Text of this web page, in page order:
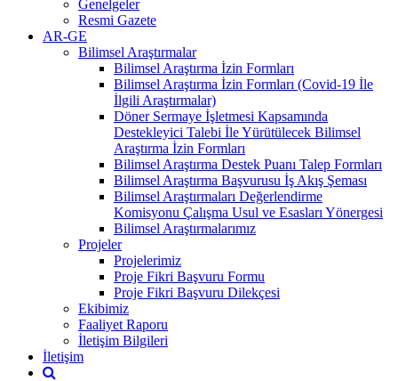
Genelgeler
Resmi Gazete
AR-GE
Bilimsel Araştırmalar
Bilimsel Araştırma İzin Formları
Bilimsel Araştırma İzin Formları (Covid-19 İle
İlgili Araştırmalar)
Döner Sermaye İşletmesi Kapsamında
Destekleyici Talebi İle Yürütülecek Bilimsel
Araştırma İzin Formları
Bilimsel Araştırma Destek Puanı Talep Formları
Bilimsel Araştırma Başvurusu İş Akış Şeması
Bilimsel Araştırmaları Değerlendirme
Komisyonu Çalışma Usul ve Esasları Yönergesi
Bilimsel Araştırmalarımız
Projeler
Projelerimiz
Proje Fikri Başvuru Formu
Proje Fikri Başvuru Dilekçesi
Ekibimiz
Faaliyet Raporu
İletişim Bilgileri
İletişim